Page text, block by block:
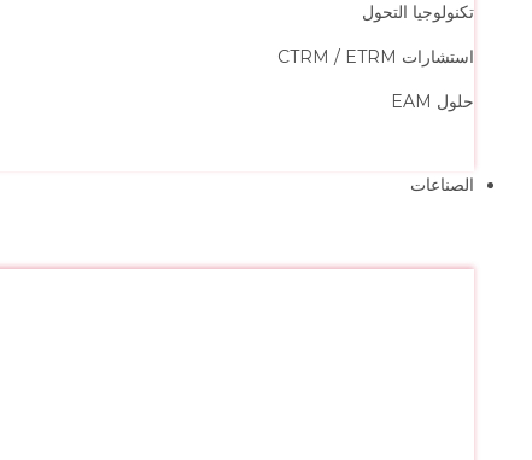
تكنولوجيا التحول
استشارات CTRM / ETRM
حلول EAM
الصناعات